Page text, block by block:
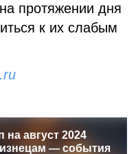
протяжении дня
к их слабым
на август 2024
— события